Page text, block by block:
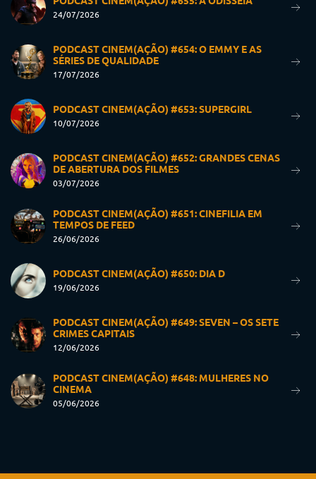
24/07/2026
PODCAST CINEM(AÇÃO) #654: O EMMY E AS
SÉRIES DE QUALIDADE
17/07/2026
PODCAST CINEM(AÇÃO) #653: SUPERGIRL
10/07/2026
PODCAST CINEM(AÇÃO) #652: GRANDES CENAS
DE ABERTURA DOS FILMES
03/07/2026
PODCAST CINEM(AÇÃO) #651: CINEFILIA EM
TEMPOS DE FEED
26/06/2026
PODCAST CINEM(AÇÃO) #650: DIA D
19/06/2026
PODCAST CINEM(AÇÃO) #649: SEVEN – OS SETE
CRIMES CAPITAIS
12/06/2026
PODCAST CINEM(AÇÃO) #648: MULHERES NO
CINEMA
05/06/2026